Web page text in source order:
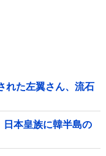
れた左翼さん、流石
日本皇族に韓半島の